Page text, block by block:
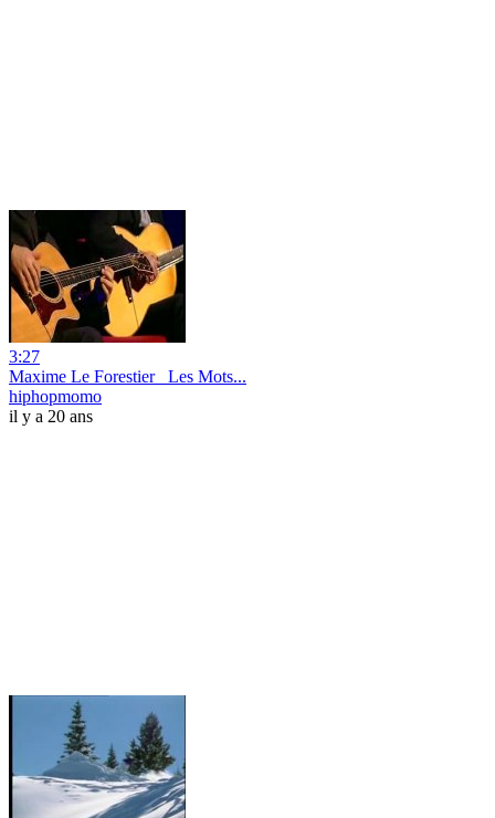
3:27
Maxime Le Forestier_ Les Mots...
hiphopmomo
il y a 20 ans